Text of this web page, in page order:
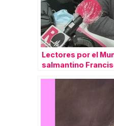
Lectores por el
salmantino